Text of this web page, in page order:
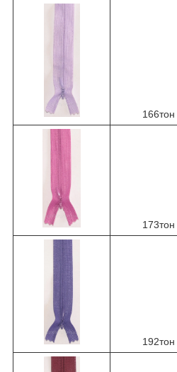
166тон
173тон
192тон